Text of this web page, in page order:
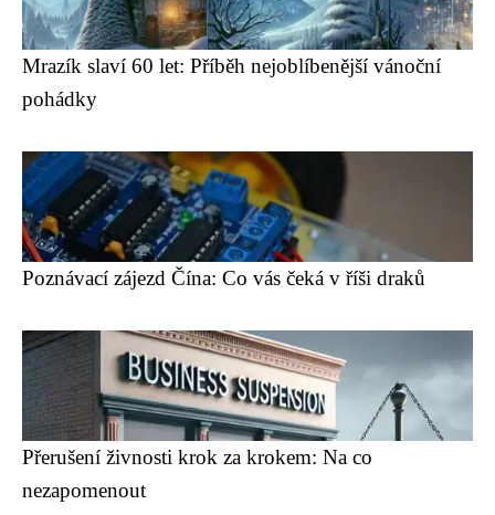
Mrazík slaví 60 let: Příběh nejoblíbenější vánoční
pohádky
Poznávací zájezd Čína: Co vás čeká v říši draků
Přerušení živnosti krok za krokem: Na co
nezapomenout